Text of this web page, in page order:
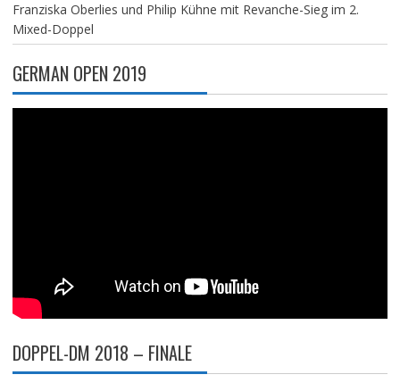
Franziska Oberlies und Philip Kühne mit Revanche-Sieg im 2.
Mixed-Doppel
GERMAN OPEN 2019
DOPPEL-DM 2018 – FINALE